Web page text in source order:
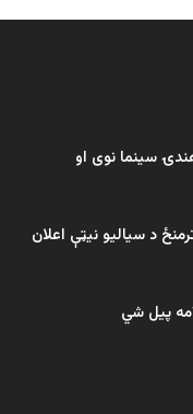
سینما نوی او
د سیالیو نیټې اعلان